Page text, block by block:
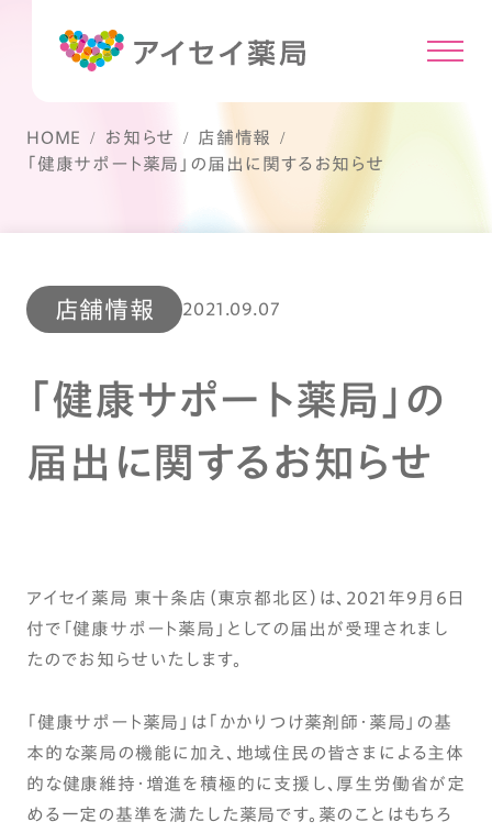
HOME お知らせ
店舗情報
「健康サポート薬局」の届出に関するお知らせ
店舗情報 2021.09.07
「健康サポート薬局」の
届出に関するお知らせ
アイセイ薬局 東十条店（東京都北区）は、2021年9月6日
付で「健康サポート薬局」としての届出が受理されまし
たのでお知らせいたします。
「健康サポート薬局」は「かかりつけ薬剤師・薬局」の基
本的な薬局の機能に加え、地域住民の皆さまによる主体
的な健康維持・増進を積極的に支援し、厚生労働省が定
める一定の基準を満たした薬局です。薬のことはもちろ